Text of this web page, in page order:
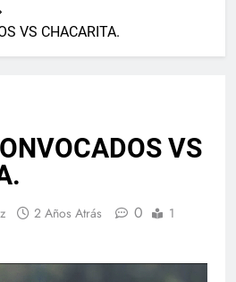
VS CHACARITA.
VS
2 Años Atrás 0
1